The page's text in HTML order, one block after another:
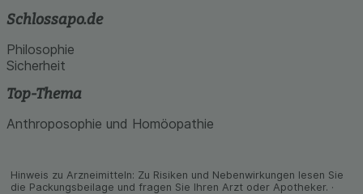
Schlossapo.de
Philosophie
Sicherheit
Top-Thema
Anthroposophie und Homöopathie
Hinweis zu Arzneimitteln: Zu Risiken und Neben­wirkungen lesen Sie
die Packungs­beilage und fragen Sie Ihren Arzt oder Apo­theker. ·